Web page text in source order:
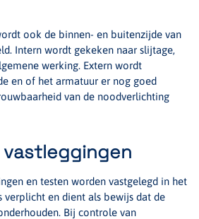
ook de binnen- en buitenzijde van
Intern wordt gekeken naar slijtage,
werking. Extern wordt
en of het armatuur er nog goed
van de noodverlichting
en testen worden vastgelegd in het
en dient als bewijs dat de
Bij controle van